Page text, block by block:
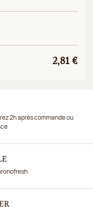
2,81 €
2h après commande ou